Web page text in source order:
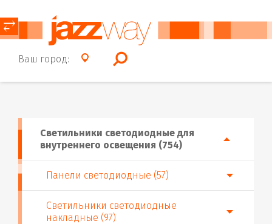
Ваш город:
⥂
Светильники светодиодные для
внутреннего освещения (754)
Панели светодиодные (57)
Светильники светодиодные
накладные (97)